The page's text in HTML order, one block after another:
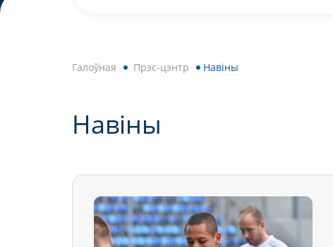
Галоўная Прэс-цэнтр Навiны
Навiны